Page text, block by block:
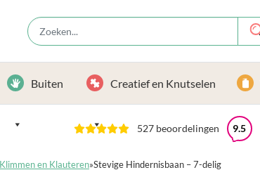
Buiten Creatief en Knutselen
527 beoordelingen 9.5
Klimmen en Klauteren»Stevige Hindernisbaan – 7-delig